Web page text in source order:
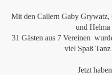
Mit den Callern Gaby Grywatz,
und
31 Gästen aus 7 Vereinen
viel Spaß
Jetzt